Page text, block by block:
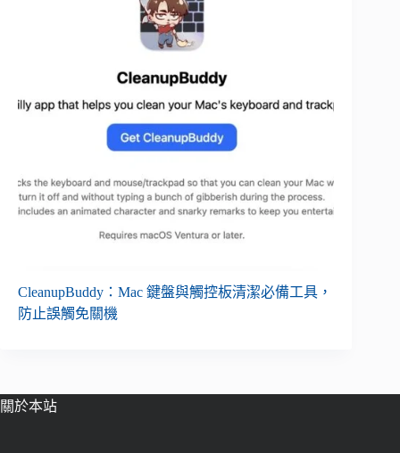
CleanupBuddy：Mac 鍵盤與觸控板清潔必備工具，
防止誤觸免關機
關於本站